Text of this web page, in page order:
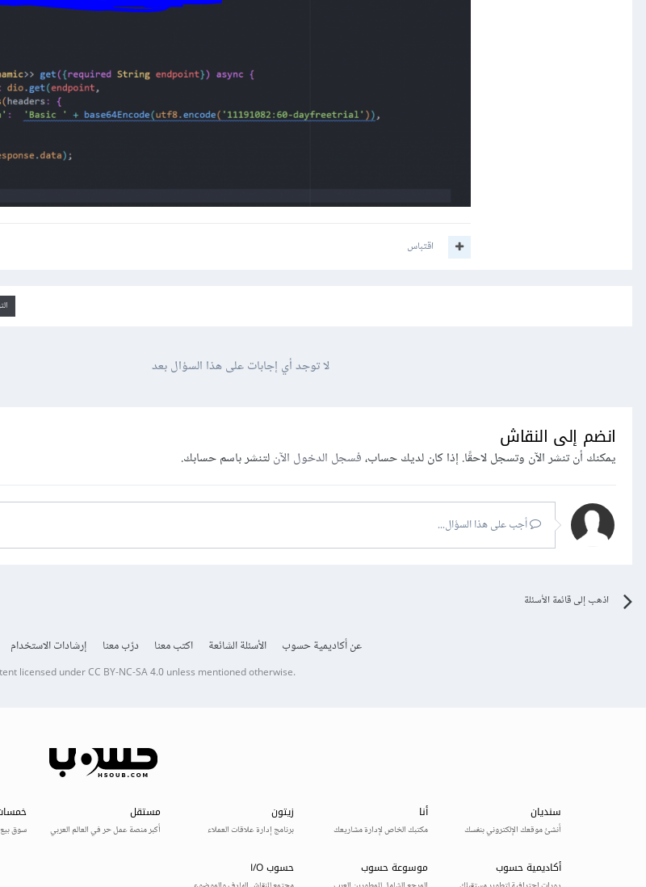
اقتباس
لا توجد أي إجابات على هذا السؤال بعد
انضم إلى النقاش
يمكنك أن تنشر الآن وتسجل لاحقًا. إذا كان لديك حساب،فسجل الدخول الآنلتنشر باسم حسابك.
أجب على هذا السؤال...
اذهب إلى قائمة الأسئلة
عن أكاديمية حسوب الأسئلة الشائعة اكتب معنا درّب معنا إرشادات الاستخدام
licensed underCC BY-NC-SA 4.0unless mentioned otherwise.